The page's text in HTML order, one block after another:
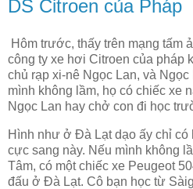
DS Citroen của Pháp
Hôm trước, thấy trên mạng tấm
công ty xe hơi Citroen của pháp
chủ rạp xi-nê Ngọc Lan, và
mình không lầm, họ có chiếc xe
Ngọc Lan hay chở con đi học
Hình như ở Đà Lạt dạo ấy chỉ có
cực sang này. Nếu mình không
Tâm, có một chiếc xe Peugeot
đấu ở Đà Lạt. Cô bạn học từ